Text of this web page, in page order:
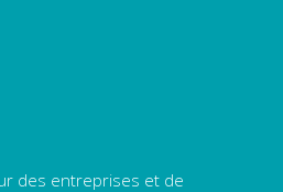
des entreprises et de